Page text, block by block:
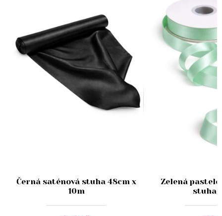
Černá saténová stuha 48cm x
10m
Zelená
stuha